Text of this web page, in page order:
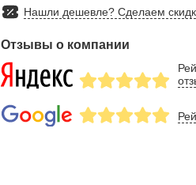
Нашли дешевле? Сделаем
Отзывы о компании